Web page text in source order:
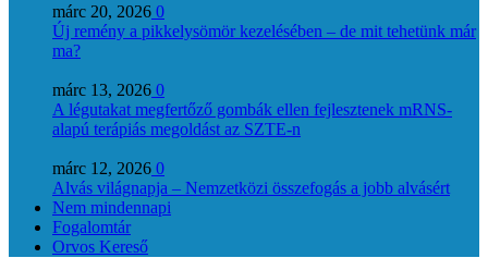
márc 20, 2026 0
Új remény a pikkelysömör kezelésében – de mit tehetünk már
ma?
márc 13, 2026 0
A légutakat megfertőző gombák ellen fejlesztenek mRNS-
alapú terápiás megoldást az SZTE-n
márc 12, 2026 0
Alvás világnapja – Nemzetközi összefogás a jobb alvásért
Nem mindennapi
Fogalomtár
Orvos Kereső